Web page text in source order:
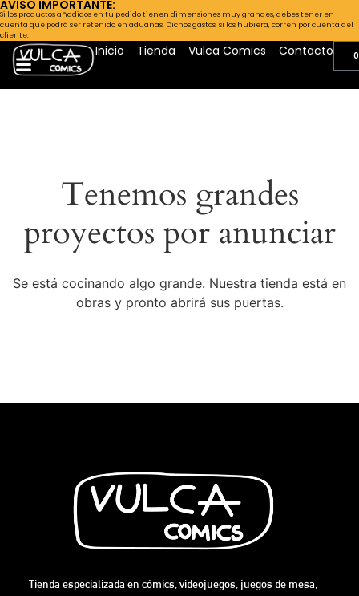
AVISO IMPORTANTE:
Si los productos añadidos en tu pedido tienen dimensiones muy grandes, debes tener en
cuenta que podrá ser retenido en aduanas. Dichos gastos, si los hubiera, corren por cuenta del
cliente.
Inicio Tienda Vulca Comics Contacto
Tenemos grandes
proyectos por anunciar
Se está cocinando algo grande. Nuestra tienda está en
obras y pronto abrirá sus puertas.
Tienda especializada en cómics, videojuegos, juegos de mesa,